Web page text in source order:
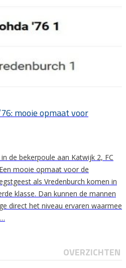
mooie opmaat voor
de bekerpoule aan Katwijk 2, FC
mooie opmaat voor de
als Vredenburch komen in
klasse. Dan kunnen de mannen
direct het niveau ervaren waarmee
OVERZICHTEN